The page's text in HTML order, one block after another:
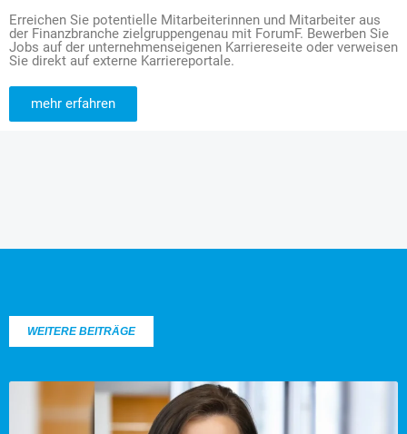
Erreichen Sie potentielle Mitarbeiterinnen und Mitarbeiter aus
der Finanzbranche zielgruppengenau mit ForumF. Bewerben Sie
Jobs auf der unternehmenseigenen Karriereseite oder verweisen
Sie direkt auf externe Karriereportale.
mehr erfahren
WEITERE BEITRÄGE